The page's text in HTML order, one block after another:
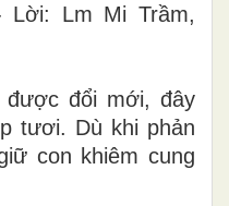
Lời: Lm Mi Trầm,
đổi mới, đây
tươi. Dù khi phản
con khiêm cung